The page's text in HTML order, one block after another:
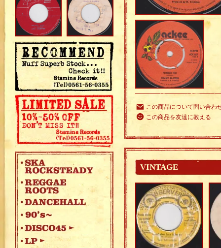
この商品について問い合わ
この商品を友達に教える
VINTAGE